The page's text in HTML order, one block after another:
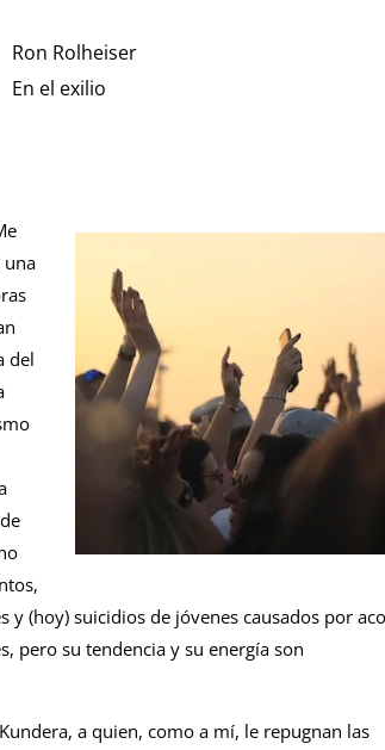
Ron Rolheiser
En el exilio
una
del
y (hoy) suicidios de jóvenes causados por
pero su tendencia y su energía son
a quien, como a mí, le repugnan las